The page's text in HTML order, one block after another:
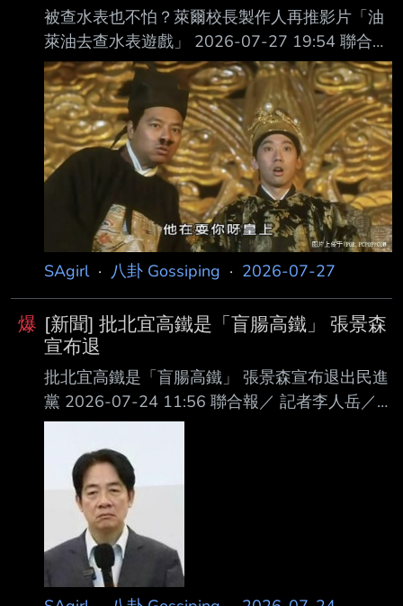
被查水表也不怕？萊爾校長製作人再推影片「油
萊油去查水表遊戲」 2026-07-27 19:54 聯合報
／ 記者鄭媁／台北即時報導 「萊爾校長製作團
隊」與「風向株式會社」發布反毒油前導影片，
引發熱議，製作人韋淳 祐日前卻遭刑事警察局
「查水表」關切。韋淳祐今再推出「油萊油去查
水錶遊戲」Kuso影 片，還註明「AI影片製作，請
勿對號入座玻璃心」。 對於製作「油不得你」影
片，韋淳祐日前強調，團隊想強調「苯駢芘」在
科學上對人體造 成的危害，這是所有科學可以論
證的議題，而賴政府的無能也是大家可以看到
的，整部影 片從未
SAgirl· 八卦 Gossiping · 2026-07-27
爆 [新聞] 批北宜高鐵是「盲腸高鐵」 張景森
宣布退
批北宜高鐵是「盲腸高鐵」 張景森宣布退出民進
黨 2026-07-24 11:56 聯合報／ 記者李人岳／
台北即時報導 行政院在爭議聲中拍板高鐵延伸宜
蘭，行政院前政務委員張景森在臉書貼文宣布從
即日起 ，退出民進黨。張景森強調，無法認同閣
揆卓榮泰為了地方選舉利多，核定將近4000億預
算要去蓋一條沒有用的盲腸高鐵。 高鐵延伸宜蘭
案從成案起即飽受外界質疑，除了民團之外，多
位綠營前任政務官包含交通 部前部長賀陳旦、前
政委張景森均公開表達反對，監察院今年五月公